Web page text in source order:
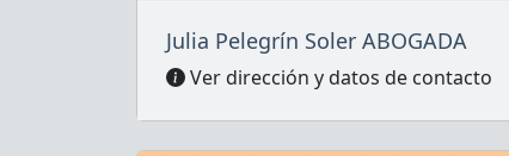
Julia Pelegrín Soler ABOGADA
Ver dirección y datos de contacto